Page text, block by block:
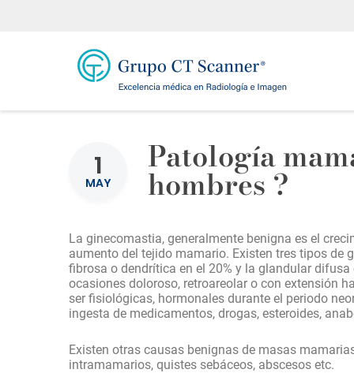
1
MAY
Patología
hombres ?
La ginecomastia, generalmente benigna es el
aumento del tejido mamario. Existen tres tipos de
fibrosa o dendrítica en el 20% y la glandular difusa
ocasiones doloroso, retroareolar o con extensión
ser fisiológicas, hormonales durante el periodo
ingesta de medicamentos, drogas, esteroides,
Existen otras causas benignas de masas
intramamarios, quistes sebáceos, abscesos etc.